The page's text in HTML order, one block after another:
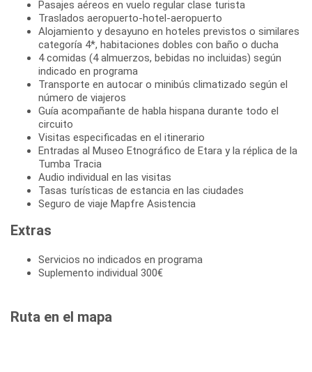
Pasajes aéreos en vuelo regular clase turista
Traslados aeropuerto-hotel-aeropuerto
Alojamiento y desayuno en hoteles previstos o similares
categoría 4*, habitaciones dobles con baño o ducha
4 comidas (4 almuerzos, bebidas no incluidas) según
indicado en programa
Transporte en autocar o minibús climatizado según el
número de viajeros
Guía acompañante de habla hispana durante todo el
circuito
Visitas especificadas en el itinerario
Entradas al Museo Etnográfico de Etara y la réplica de la
Tumba Tracia
Audio individual en las visitas
Tasas turísticas de estancia en las ciudades
Seguro de viaje Mapfre Asistencia
Extras
Servicios no indicados en programa
Suplemento individual 300€
Ruta en el mapa